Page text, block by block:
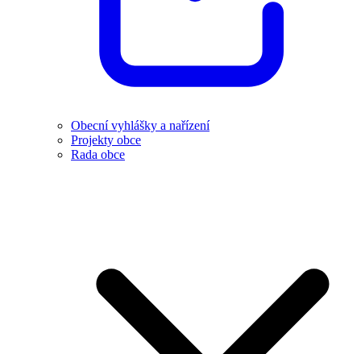
Obecní vyhlášky a nařízení
Projekty obce
Rada obce